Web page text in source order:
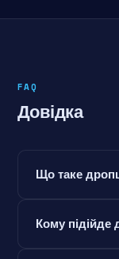
FAQ
Довідка
Що таке
Кому підійде